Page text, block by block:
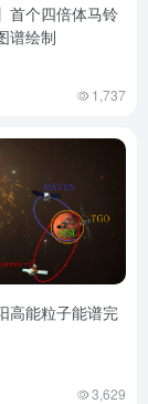
首个四倍体马铃
谱绘制
1,737
高能粒子能谱完
3,629